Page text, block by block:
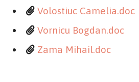
Volostiuc Camelia.doc
Vornicu Bogdan.doc
Zama Mihail.doc